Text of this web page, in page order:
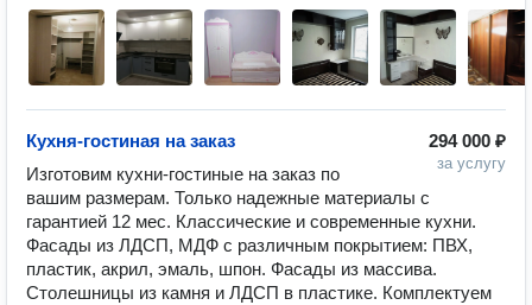
294 000 ₽
за услугу
Кухня-гостиная на заказ
Изготовим кухни-гостиные на заказ по
вашим размерам. Только надежные материалы с
гарантией 12 мес. Классические и современные кухни.
Фасады из ЛДСП, МДФ с различным покрытием: ПВХ,
пластик, акрил, эмаль, шпон. Фасады из массива.
Столешницы из камня и ЛДСП в пластике. Комплектуем